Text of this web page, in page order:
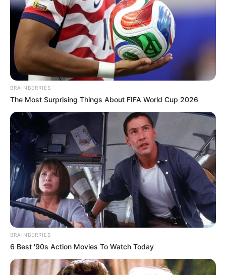
programja miatt Magyar Péter távol marad a hétfői
és keddi rendkívüli parlamenti üléstől.
Kormányzati munkamegosztás és utazási részletek
A parlamentben a miniszterelnök helyett Vitézy
Dávid szólal fel napirend előtt. Magyar Péter
közölte, hogy a hivatalos programot követően
négy napot a török tengerparton tölt a fiaival,
amelynek szállásköltségeit saját maga állja.
Az utazással kapcsolatban a miniszterelnök
hangsúlyozta a takarékossági szempontokat.
Elmondása szerint a korábbi kormányzati
BRAINBERRIES
The Most Surprising Things About FIFA World Cup 2026
BRAINBERRIES
6 Best '90s Action Movies To Watch Today